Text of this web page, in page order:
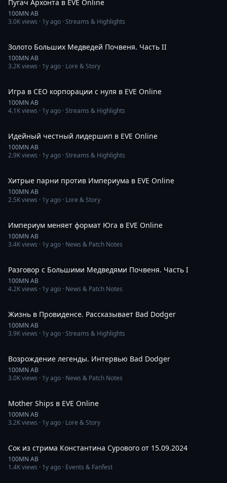
Пугач Архонта в EVE Online
100MN AB
3.0Kviews · 1y ago · Streams & Highlights
Золото Больших Медведей Почвеня. Часть II
100MN AB
3.2Kviews · 1y ago · Lore & Story
Игра в CEO корпорации с нуля в EVE Online
100MN AB
4.1Kviews · 1y ago · Streams & Highlights
Идейный честный лидершип в EVE Online
100MN AB
2.9Kviews · 1y ago · Streams & Highlights
Хитрые парни против Империума в EVE Online
100MN AB
2.5Kviews · 1y ago · Lore & Story
Империум меняет формат Юга в EVE Online
100MN AB
3.4Kviews · 1y ago · News & Patch Notes
Разговор с Большими Медведями Почвеня. Часть I
100MN AB
4.2Kviews · 1y ago · News & Patch Notes
Жизнь в Провиденсе. Рассказывает Bad Dodger
100MN AB
3.9Kviews · 1y ago · Streams & Highlights
Возрождение легенды. Интервью Bad Dodger
100MN AB
3.0Kviews · 1y ago · News & Patch Notes
Mother Ships в EVE Online
100MN AB
3.2Kviews · 1y ago · Lore & Story
Сок из стрима Константина Сурового от 15.09.2024
100MN AB
1.4Kviews · 1y ago · Events & Fanfest